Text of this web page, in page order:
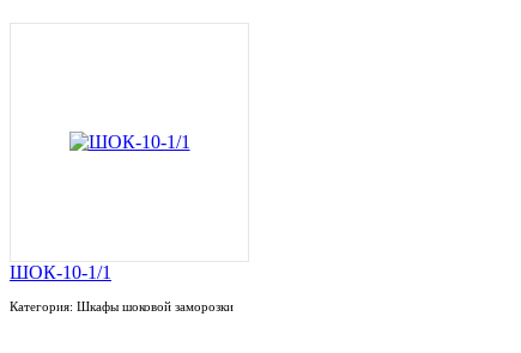
ШОК-10-1/1
Категория: Шкафы шоковой заморозки